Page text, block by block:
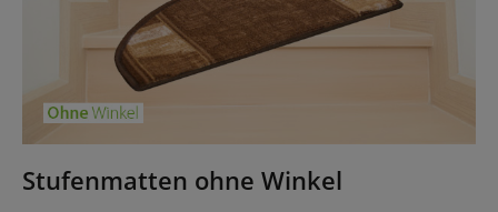
Stufenmatten ohne Winkel